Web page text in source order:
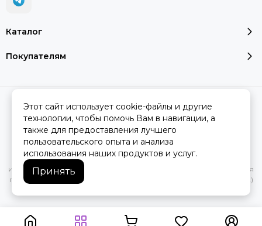
Каталог
Покупателям
2026 © SMART SALE.Карта сайта
характеристик, стоимости товаров и услуг, носит
информационный характер и ни при каких условиях не является
публичной офертой, определяемой положениями Статьи 437(2)
Этот сайт использует cookie-файлы и другие
технологии, чтобы помочь Вам в навигации, а
также для предоставления лучшего
пользовательского опыта и анализа
использования наших продуктов и услуг.
Принять